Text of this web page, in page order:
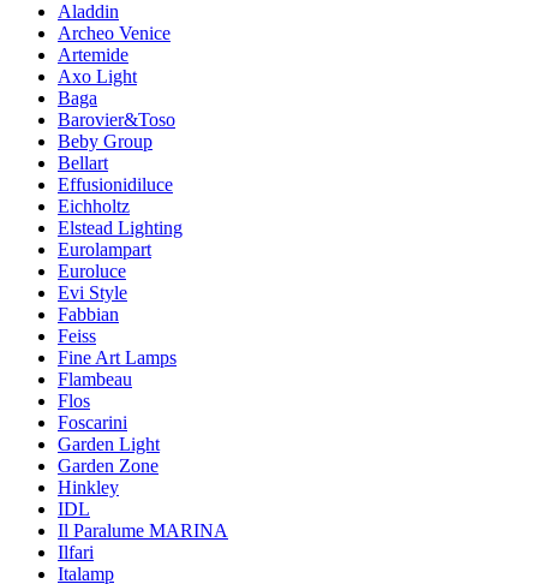
Aladdin
Archeo Venice
Artemide
Axo Light
Baga
Barovier&Toso
Beby Group
Bellart
Effusionidiluce
Eichholtz
Elstead Lighting
Eurolampart
Euroluce
Evi Style
Fabbian
Feiss
Fine Art Lamps
Flambeau
Flos
Foscarini
Garden Light
Garden Zone
Hinkley
IDL
Il Paralume MARINA
Ilfari
Italamp